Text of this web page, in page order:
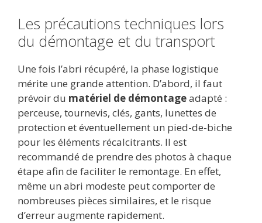
Les précautions techniques lors
du démontage et du transport
Une fois l’abri récupéré, la phase logistique
mérite une grande attention. D’abord, il faut
prévoir du matériel de démontageadapté :
perceuse, tournevis, clés, gants, lunettes de
protection et éventuellement un pied-de-biche
pour les éléments récalcitrants. Il est
recommandé de prendre des photos à chaque
étape afin de faciliter le remontage. En effet,
même un abri modeste peut comporter de
nombreuses pièces similaires, et le risque
d’erreur augmente rapidement.